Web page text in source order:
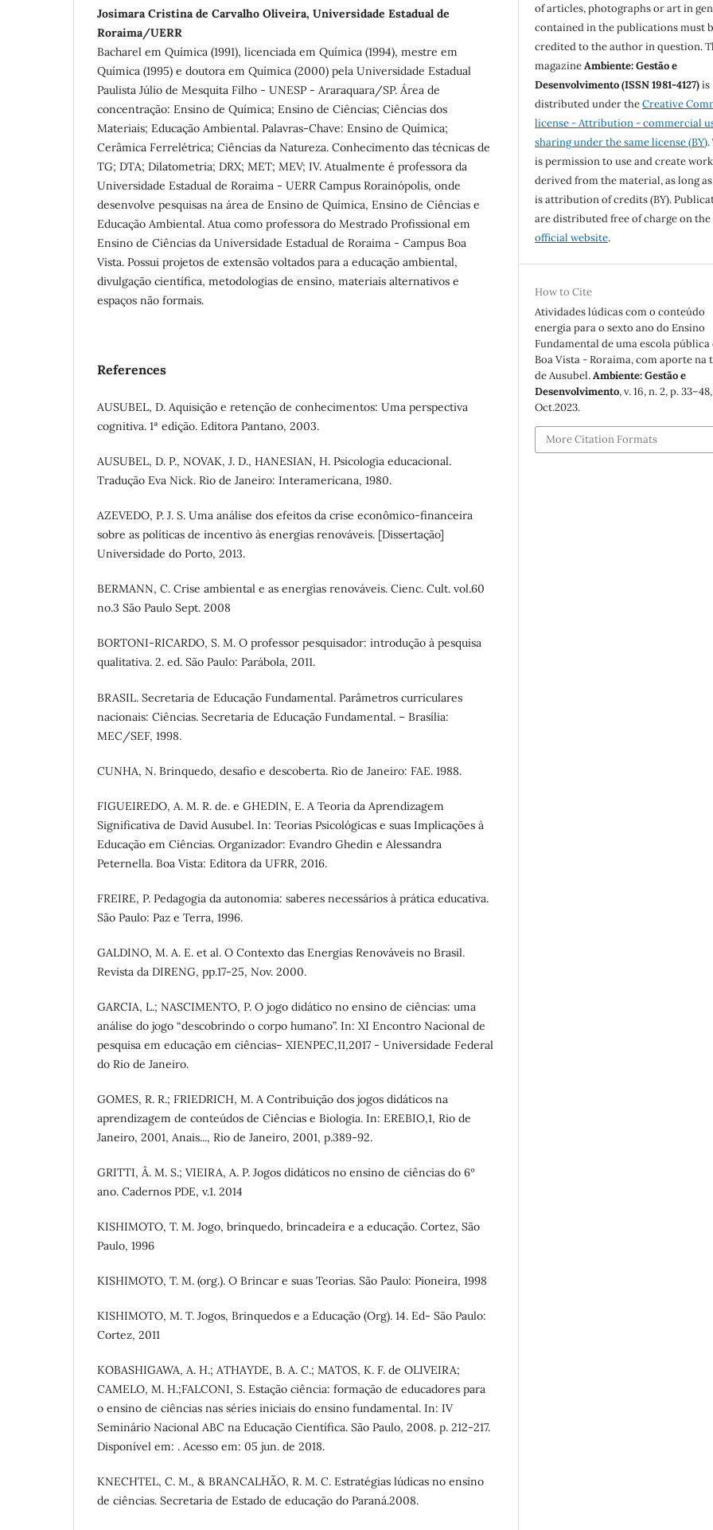
Josimara Cristina de Carvalho Oliveira, Universidade Estadual de
Roraima/UERR
Bacharel em Química (1991), licenciada em Química (1994), mestre em
Química (1995) e doutora em Química (2000) pela Universidade Estadual
Paulista Júlio de Mesquita Filho - UNESP - Araraquara/SP. Área de
concentração: Ensino de Química; Ensino de Ciências; Ciências dos
Materiais; Educação Ambiental. Palavras-Chave: Ensino de Química;
Cerâmica Ferrelétrica; Ciências da Natureza. Conhecimento das técnicas de
TG; DTA; Dilatometria; DRX; MET; MEV; IV. Atualmente é professora da
Universidade Estadual de Roraima - UERR Campus Rorainópolis, onde
desenvolve pesquisas na área de Ensino de Química, Ensino de Ciências e
Educação Ambiental. Atua como professora do Mestrado Profissional em
Ensino de Ciências da Universidade Estadual de Roraima - Campus Boa
Vista. Possui projetos de extensão voltados para a educação ambiental,
divulgação científica, metodologias de ensino, materiais alternativos e
espaços não formais.
References
AUSUBEL, D. Aquisição e retenção de conhecimentos: Uma perspectiva
cognitiva. 1ª edição. Editora Pantano, 2003.
AUSUBEL, D. P., NOVAK, J. D., HANESIAN, H. Psicologia educacional.
Tradução Eva Nick. Rio de Janeiro: Interamericana, 1980.
AZEVEDO, P. J. S. Uma análise dos efeitos da crise econômico-financeira
sobre as políticas de incentivo às energias renováveis. [Dissertação]
Universidade do Porto, 2013.
BERMANN, C. Crise ambiental e as energias renováveis. Cienc. Cult. vol.60
no.3 São Paulo Sept. 2008
BORTONI-RICARDO, S. M. O professor pesquisador: introdução à pesquisa
qualitativa. 2. ed. São Paulo: Parábola, 2011.
BRASIL. Secretaria de Educação Fundamental. Parâmetros curriculares
nacionais: Ciências. Secretaria de Educação Fundamental. – Brasília:
MEC/SEF, 1998.
CUNHA, N. Brinquedo, desafio e descoberta. Rio de Janeiro: FAE. 1988.
FIGUEIREDO, A. M. R. de. e GHEDIN, E. A Teoria da Aprendizagem
Significativa de David Ausubel. In: Teorias Psicológicas e suas Implicações à
Educação em Ciências. Organizador: Evandro Ghedin e Alessandra
Peternella. Boa Vista: Editora da UFRR, 2016.
FREIRE, P. Pedagogia da autonomia: saberes necessários à prática educativa.
São Paulo: Paz e Terra, 1996.
GALDINO, M. A. E. et al. O Contexto das Energias Renováveis no Brasil.
Revista da DIRENG, pp.17-25, Nov. 2000.
GARCIA, L.; NASCIMENTO, P. O jogo didático no ensino de ciências: uma
análise do jogo “descobrindo o corpo humano”. In: XI Encontro Nacional de
pesquisa em educação em ciências– XIENPEC,11,2017 - Universidade Federal
do Rio de Janeiro.
GOMES, R. R.; FRIEDRICH, M. A Contribuição dos jogos didáticos na
aprendizagem de conteúdos de Ciências e Biologia. In: EREBIO,1, Rio de
Janeiro, 2001, Anais..., Rio de Janeiro, 2001, p.389-92.
GRITTI, Â. M. S.; VIEIRA, A. P. Jogos didáticos no ensino de ciências do 6º
ano. Cadernos PDE, v.1. 2014
KISHIMOTO, T. M. Jogo, brinquedo, brincadeira e a educação. Cortez, São
Paulo, 1996
KISHIMOTO, T. M. (org.). O Brincar e suas Teorias. São Paulo: Pioneira, 1998
KISHIMOTO, M. T. Jogos, Brinquedos e a Educação (Org). 14. Ed- São Paulo:
Cortez, 2011
KOBASHIGAWA, A. H.; ATHAYDE, B. A. C.; MATOS, K. F. de OLIVEIRA;
CAMELO, M. H.;FALCONI, S. Estação ciência: formação de educadores para
o ensino de ciências nas séries iniciais do ensino fundamental. In: IV
Seminário Nacional ABC na Educação Cientíﬁca. São Paulo, 2008. p. 212-217.
Disponível em: . Acesso em: 05 jun. de 2018.
KNECHTEL, C. M., & BRANCALHÃO, R. M. C. Estratégias lúdicas no ensino
de ciências. Secretaria de Estado de educação do Paraná.2008.
of articles, photographs or art in
contained in the publications must
credited to the author in question.
magazineAmbiente: Gestão e
Desenvolvimento (ISSN 1981-4127)is
distributed under theCreative
license - Attribution - commercial
sharing under the same license (BY)
is permission to use and create
derived from the material, as long
is attribution of credits (BY).
are distributed free of charge on the
official website.
How to Cite
Atividades lúdicas com o conteúdo
energia para o sexto ano do Ensino
Fundamental de uma escola pública
Boa Vista - Roraima, com aporte na
de Ausubel.Ambiente: Gestão e
Desenvolvimento, v. 16, n. 2, p. 33–48,
Oct.2023.
More Citation Formats